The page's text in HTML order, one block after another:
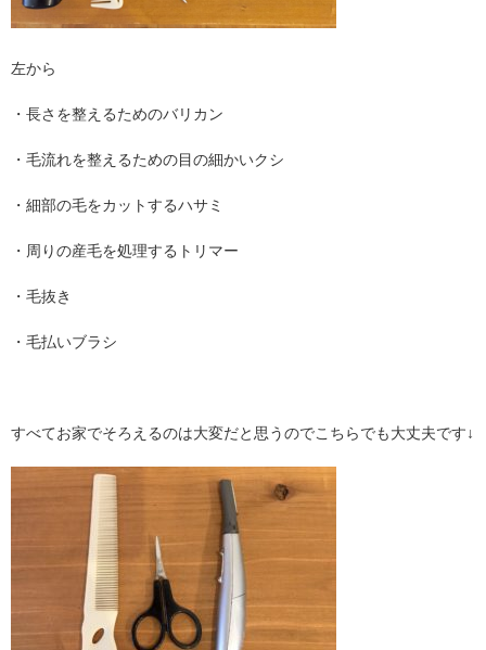
左から
・長さを整えるためのバリカン
・毛流れを整えるための目の細かいクシ
・細部の毛をカットするハサミ
・周りの産毛を処理するトリマー
・毛抜き
・毛払いブラシ
すべてお家でそろえるのは大変だと思うのでこちらでも大丈夫です↓